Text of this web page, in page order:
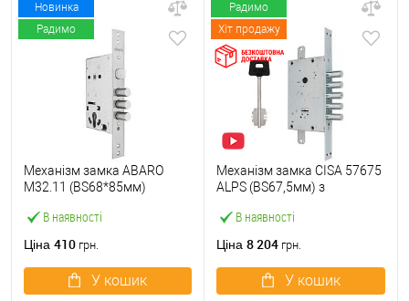
Новинка
Радимо
В наявності
Механізм замка ABARO
M32.11 (BS68*85мм)
Ціна 410 грн.
У кошик
Радимо
Хіт продажу
В наявності
Механізм замка CISA 57675
ALPS (BS67,5мм) з
матовий
Ціна 8 204 грн.
У кошик